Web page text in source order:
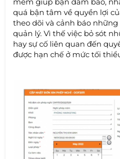
quá bận tâm về quyền lợi
theo dõi và cảnh báo
quản lý. Vì thế việc bỏ sót
hay sự cố liên quan đến
được hạn chế ở mức tối